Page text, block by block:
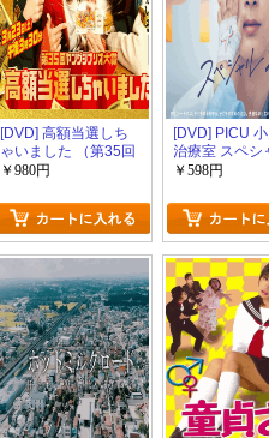
[DVD] 高額当選しち
ゃいました （第35回
ヤングシナリオ大
￥980円
[DVD] PICU
治療室 スペシ
2024
￥598円